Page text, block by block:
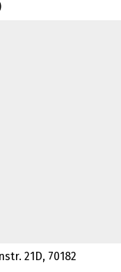
21D, 70182